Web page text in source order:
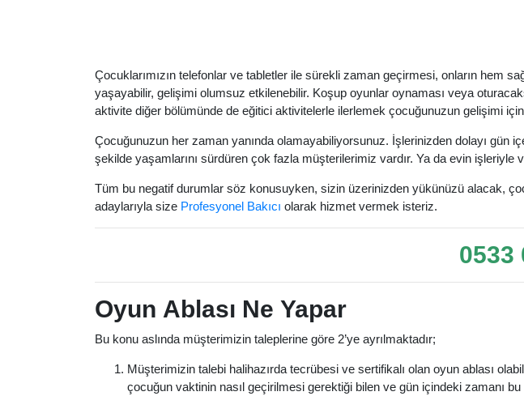
Çocuklarımızın telefonlar ve tabletler ile sürekli zaman geçirmesi, onların hem
yaşayabilir, gelişimi olumsuz etkilenebilir. Koşup oyunlar oynaması veya
aktivite diğer bölümünde de eğitici aktivitelerle ilerlemek çocuğunuzun gelişimi
Çocuğunuzun her zaman yanında olamayabiliyorsunuz. İşlerinizden dolayı gün
şekilde yaşamlarını sürdüren çok fazla müşterilerimiz vardır. Ya da evin
Tüm bu negatif durumlar söz konusuyken, sizin üzerinizden yükünüzü alacak,
adaylarıyla size Profesyonel Bakıcı olarak hizmet vermek isteriz.
0533
Oyun Ablası Ne Yapar
Bu konu aslında müşterimizin taleplerine göre 2’ye ayrılmaktadır;
Müşterimizin talebi halihazırda tecrübesi ve sertifikalı olan oyun ablası
çocuğun vaktinin nasıl geçirilmesi gerektiği bilen ve gün içindeki zamanı